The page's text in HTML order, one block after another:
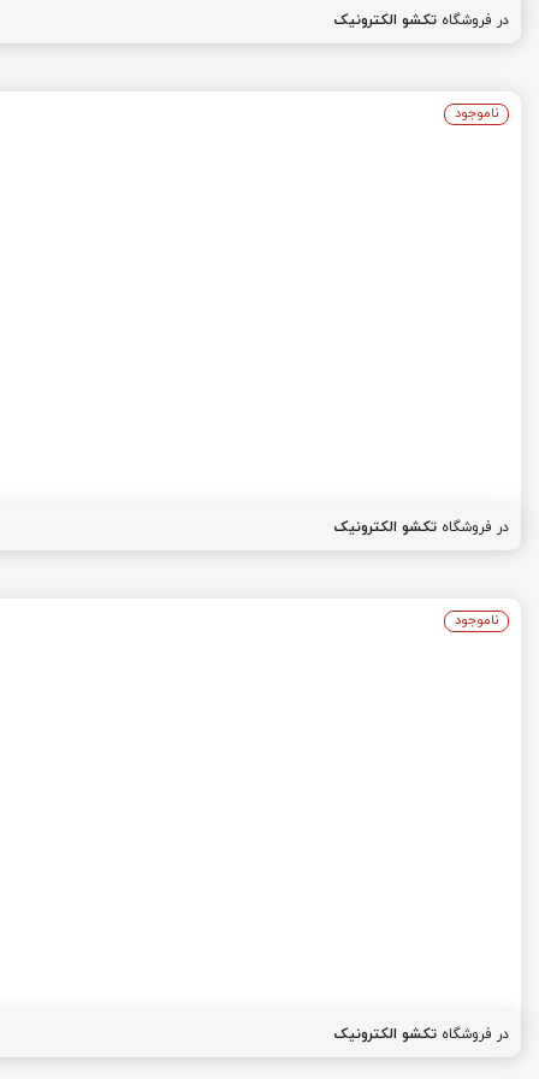
در فروشگاه تکشو الکترونیک
در فروشگاه تکشو الکترونیک
ناموجود
در فروشگاه تکشو الکترونیک
ناموجود